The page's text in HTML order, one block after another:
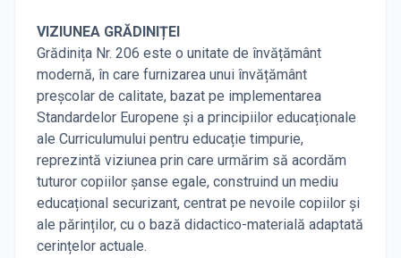
VIZIUNEA GRĂDINIȚEI
Grădinița Nr. 206 este o unitate de învățământ
modernă, în care furnizarea unui învățământ
preșcolar de calitate, bazat pe implementarea
Standardelor Europene și a principiilor educaționale
ale Curriculumului pentru educație timpurie,
reprezintă viziunea prin care urmărim să acordăm
tuturor copiilor șanse egale, construind un mediu
educațional securizant, centrat pe nevoile copiilor și
ale părinților, cu o bază didactico-materială adaptată
cerințelor actuale.